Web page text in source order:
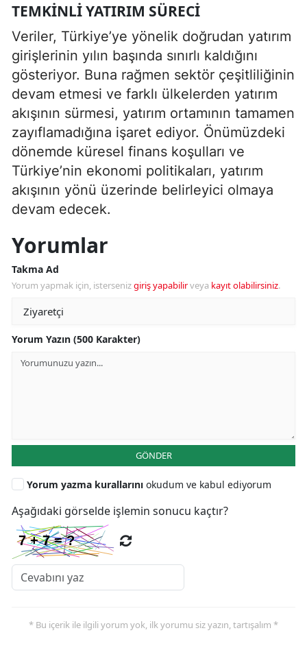
TEMKINLI YATIRIM SÜRECI
Veriler, Türkiye’ye yönelik doğrudan yatırım
girişlerinin yılın başında sınırlı kaldığını
gösteriyor. Buna rağmen sektör çeşitliliğinin
devam etmesi ve farklı ülkelerden yatırım
akışının sürmesi, yatırım ortamının tamamen
zayıflamadığına işaret ediyor. Önümüzdeki
dönemde küresel finans koşulları ve
Türkiye’nin ekonomi politikaları, yatırım
akışının yönü üzerinde belirleyici olmaya
devam edecek.
Yorumlar
Takma Ad
Yorum yapmak için, istersenizgiriş yapabilirveya kayıt olabilirsiniz.
Yorum Yazın (500 Karakter)
GÖNDER
Yorum yazma kurallarını okudum ve kabul ediyorum
Aşağıdaki görselde işlemin sonucu kaçtır?
* Bu içerik ile ilgili yorum yok, ilk yorumu siz yazın, tartışalım *